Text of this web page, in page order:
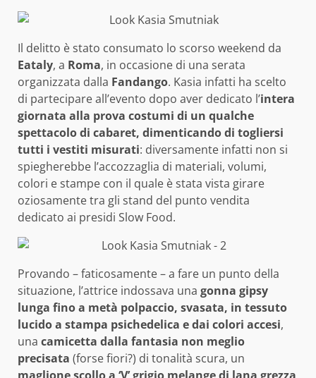
Il delitto è stato consumato lo scorso weekend da
Eataly, a Roma, in occasione di una serata
organizzata dalla Fandango. Kasia infatti ha scelto
di partecipare all’evento dopo aver dedicato l’intera
giornata alla prova costumi di un qualche
spettacolo di cabaret, dimenticando di togliersi
tutti i vestiti misurati: diversamente infatti non si
spiegherebbe l’accozzaglia di materiali, volumi,
colori e stampe con il quale è stata vista girare
oziosamente tra gli stand del punto vendita
dedicato ai presidi Slow Food.
Provando – faticosamente – a fare un punto della
situazione, l’attrice indossava una gonna gipsy
lunga fino a metà polpaccio, svasata, in tessuto
lucido a stampa psichedelica e dai colori accesi,
una camicetta dalla fantasia non meglio
precisata (forse fiori?) di tonalità scura, un